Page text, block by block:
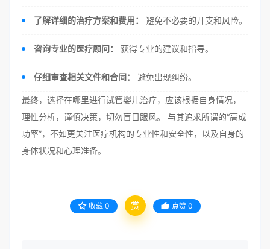
了解详细的治疗方案和费用： 避免不必要的开支和风险。
咨询专业的医疗顾问： 获得专业的建议和指导。
仔细审查相关文件和合同： 避免出现纠纷。
最终，选择在哪里进行试管婴儿治疗，应该根据自身情况，
理性分析，谨慎决策，切勿盲目跟风。 与其追求所谓的“高成
功率”，不如更关注医疗机构的专业性和安全性，以及自身的
身体状况和心理准备。
收藏 0 赏 点赞 0